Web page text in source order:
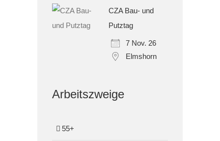
CZA Bau- und
Putztag
7 Nov. 26
Elmshorn
Arbeitszweige
55+